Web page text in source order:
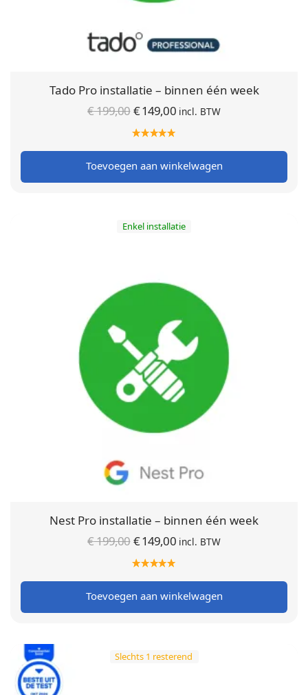
Tado Pro installatie – binnen één week
€199,00Oorspronkelijke
prijs was:
€ 199,00.
€149,00 Huidige
€ 149,00.
incl. BTW
Toevoegen aan winkelwagen
Enkel installatie
Nest Pro installatie – binnen één week
€199,00Oorspronkelijke
prijs was:
€ 199,00.
€149,00 Huidige
€ 149,00.
incl. BTW
Toevoegen aan winkelwagen
Slechts 1 resterend